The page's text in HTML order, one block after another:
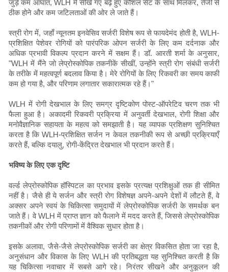
जुड़े कम आघात, WLH में सीखे गए बढ़े हुए कौशल सेट के साथ मिलकर, तेजी से
ठीक होने और कम जटिलताओं की ओर ले जाते हैं।
स्त्री रोग में, जहाँ न्यूनतम इनवेसिव सर्जरी विशेष रूप से फायदेमंद होती है, WLH-
प्रशिक्षित पेशेवर रोगियों को पारंपरिक ओपन सर्जरी के लिए कम दर्दनाक और
अधिक प्रभावी विकल्प प्रदान करने में सक्षम हैं। डॉ. आरती शर्मा के अनुसार,
"WLH में मैंने जो लेप्रोस्कोपिक तकनीकें सीखीं, उन्होंने स्त्री रोग संबंधी सर्जरी
के तरीके में महत्वपूर्ण बदलाव किया है। मेरे रोगियों के लिए रिकवरी का समय काफी
कम हो गया है, और परिणाम लगातार सकारात्मक रहे हैं।"
WLH में रोगी देखभाल के लिए समग्र दृष्टिकोण पोस्ट-ऑपरेटिव चरण तक भी
फैला हुआ है। अकादमी रिकवरी प्रक्रिया में अनुवर्ती देखभाल, रोगी शिक्षा और
मनोवैज्ञानिक सहायता के महत्व को समझाती है। यह व्यापक प्रशिक्षण सुनिश्चित
करता है कि WLH-प्रशिक्षित सर्जन न केवल तकनीकी रूप से अच्छी प्रक्रियाएँ
करते हैं, बल्कि दयालु, रोगी-केंद्रित देखभाल भी प्रदान करते हैं।
भविष्य के लिए एक दृष्टि
वर्ल्ड लेप्रोस्कोपिक हॉस्पिटल का प्रभाव इसके प्रत्यक्ष प्रशिक्षुओं तक ही सीमित
नहीं है। जैसे ही ये सर्जन और स्त्री रोग विशेषज्ञ अपने-अपने देशों में लौटते हैं, वे
अक्सर अपने स्वयं के चिकित्सा समुदायों में लेप्रोस्कोपिक सर्जरी के समर्थक बन
जाते हैं। वे WLH में प्राप्त ज्ञान को फैलाने में मदद करते हैं, जिससे लेप्रोस्कोपिक
तकनीकों और रोगी परिणामों में वैश्विक सुधार होता है।
इसके अलावा, जैसे-जैसे लेप्रोस्कोपिक सर्जरी का क्षेत्र विकसित होता जा रहा है,
अनुसंधान और विकास के लिए WLH की प्रतिबद्धता यह सुनिश्चित करती है कि
यह चिकित्सा नवाचार में सबसे आगे रहे। निरंतर सीखने और अनुकूलन की